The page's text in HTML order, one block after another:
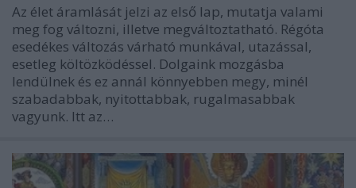
Az élet áramlását jelzi az első lap, mutatja valami
meg fog változni, illetve megváltoztatható. Régóta
esedékes változás várható munkával, utazással,
esetleg költözködéssel. Dolgaink mozgásba
lendülnek és ez annál könnyebben megy, minél
szabadabbak, nyitottabbak, rugalmasabbak
vagyunk. Itt az…